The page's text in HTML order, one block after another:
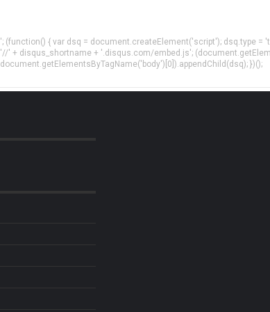
'; (function() { var dsq = document.createElement('script'); dsq.type =
'//' + disqus_shortname + '.disqus.com/embed.js';
document.getElementsByTagName('body')[0]).appendChild(dsq); })();